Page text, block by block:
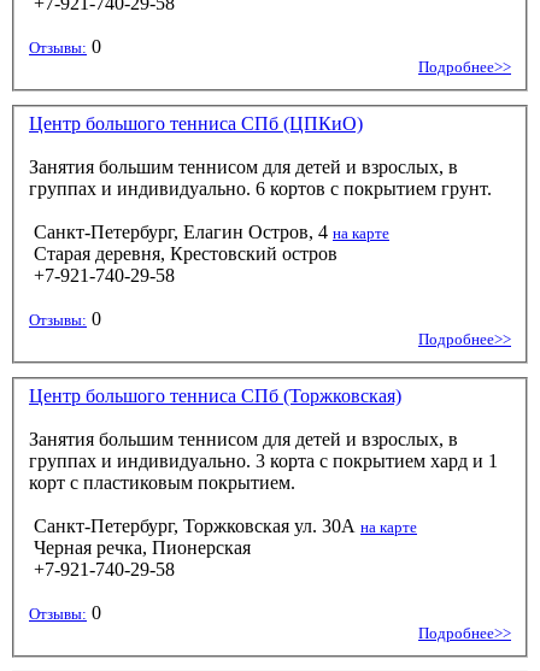
Отзывы: 0
Подробнее>>
Центр большого тенниса СПб (ЦПКиО)
Занятия большим теннисом для детей и взрослых, в
группах и индивидуально. 6 кортов с покрытием грунт.
Санкт-Петербург, Елагин Остров, 4 на карте
Старая деревня, Крестовский остров
+7-921-740-29-58
Отзывы: 0
Подробнее>>
Центр большого тенниса СПб (Торжковская)
Занятия большим теннисом для детей и взрослых, в
группах и индивидуально. 3 корта с покрытием хард и 1
корт с пластиковым покрытием.
Санкт-Петербург, Торжковская ул. 30А на карте
Черная речка, Пионерская
+7-921-740-29-58
Отзывы: 0
Подробнее>>